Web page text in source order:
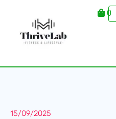
0
15/09/2025